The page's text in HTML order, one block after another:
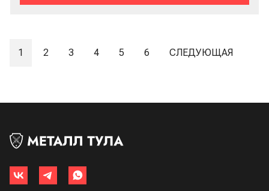
1 2 3 4 5 6 СЛЕДУЮЩАЯ